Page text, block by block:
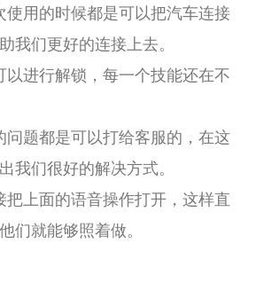
使用的时候都是可以把汽车连接
我们更好的连接上去。
以进行解锁，每一个技能还在不
问题都是可以打给客服的，在这
我们很好的解决方式。
把上面的语音操作打开，这样直
们就能够照着做。